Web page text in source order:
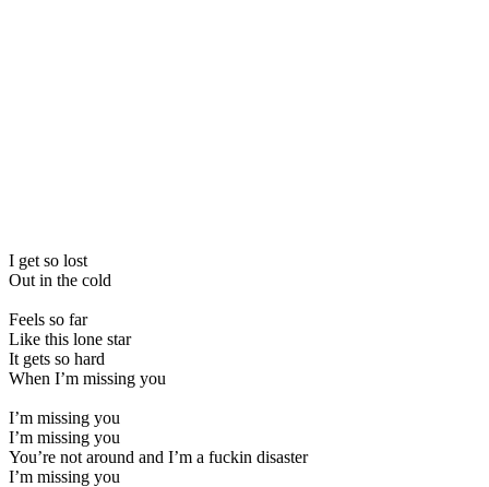
I get so lost
Out in the cold
Feels so far
Like this lone star
It gets so hard
When I’m missing you
I’m missing you
I’m missing you
You’re not around and I’m a fuckin disaster
I’m missing you